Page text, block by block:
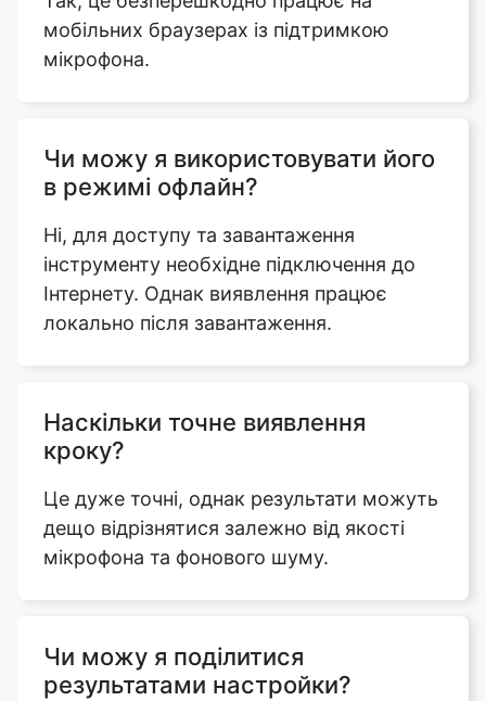
мобільних браузерах із підтримкою
мікрофона.
Чи можу я використовувати його
в режимі офлайн?
Ні, для доступу та завантаження
інструменту необхідне підключення до
Інтернету. Однак виявлення працює
локально після завантаження.
Наскільки точне виявлення
кроку?
Це дуже точні, однак результати можуть
дещо відрізнятися залежно від якості
мікрофона та фонового шуму.
Чи можу я поділитися
результатами настройки?